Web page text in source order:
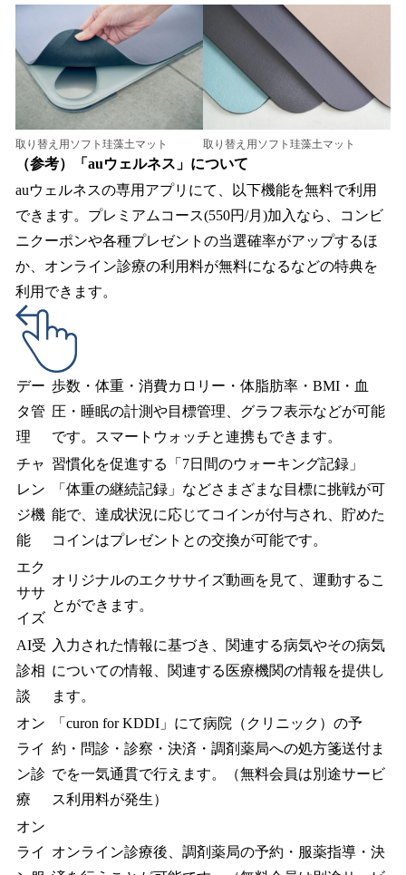
取り替え用ソフト珪藻土マット 取り替え用ソフト珪藻土マット
（参考）「auウェルネス」について
auウェルネスの専用アプリにて、以下機能を無料で利用
できます。プレミアムコース(550円/月)加入なら、コンビ
ニクーポンや各種プレゼントの当選確率がアップするほ
か、オンライン診療の利用料が無料になるなどの特典を
利用できます。
デー
タ管
理
歩数・体重・消費カロリー・体脂肪率・BMI・血
圧・睡眠の計測や目標管理、グラフ表示などが可能
です。スマートウォッチと連携もできます。
チャ
レン
ジ機
能
習慣化を促進する「7日間のウォーキング記録」
「体重の継続記録」などさまざまな目標に挑戦が可
能で、達成状況に応じてコインが付与され、貯めた
コインはプレゼントとの交換が可能です。
エク
ササ
イズ
オリジナルのエクササイズ動画を見て、運動するこ
とができます。
AI受
診相
談
入力された情報に基づき、関連する病気やその病気
についての情報、関連する医療機関の情報を提供し
ます。
オン
ライ
ン診
療
「curon for KDDI」にて病院（クリニック）の予
約・問診・診察・決済・調剤薬局への処方箋送付ま
でを一気通貫で行えます。（無料会員は別途サービ
ス利用料が発生）
オン
ライ
オンライン診療後、調剤薬局の予約・服薬指導・決